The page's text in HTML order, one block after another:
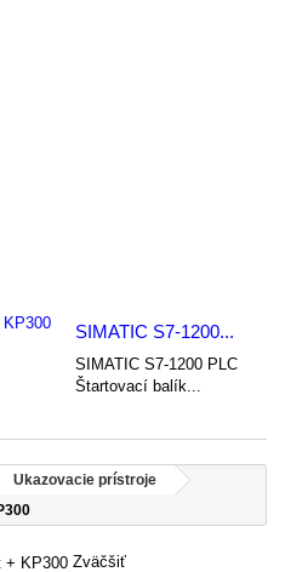
SIMATIC S7-1200...
SIMATIC S7-1200 PLC
Štartovací balík...
Ukazovacie prístroje
Zväčšiť